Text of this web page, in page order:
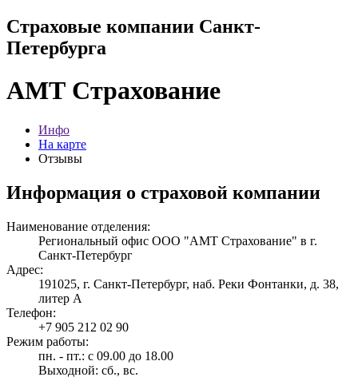
Страховые компании Санкт-
Петербурга
АМТ Страхование
Инфо
На карте
Отзывы
Информация о страховой компании
Наименование отделения:
Региональный офис ООО "АМТ Страхование" в г.
Санкт-Петербург
Адрес:
191025, г. Санкт-Петербург, наб. Реки Фонтанки, д. 38,
литер А
Телефон:
+7 905 212 02 90
Режим работы:
пн. - пт.: с 09.00 до 18.00
Выходной: сб., вс.